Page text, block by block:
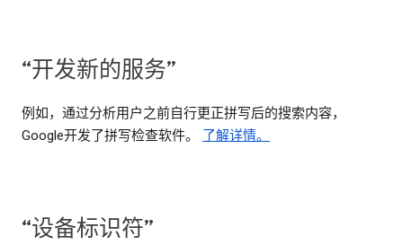
“开发新的服务”
例如，通过分析用户之前自行更正拼写后的搜索内容，
Google开发了拼写检查软件。 了解详情。
“设备标识符”